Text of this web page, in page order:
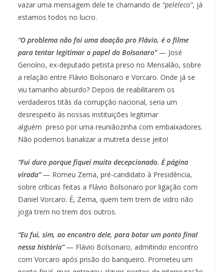
vazar uma mensagem dele te chamando de “peleleco”, já
estamos todos no lucro.
“O problema não foi uma doação pro Flávio, é o filme
para tentar legitimar o papel do Bolsonaro”— José
Genoíno, ex-deputado petista preso no Mensalão, sobre
a relação entre Flávio Bolsonaro e Vorcaro. Onde já se
viu tamanho absurdo? Depois de reabilitarem os
verdadeiros titãs da corrupção nacional, seria um
desrespeito às nossas instituições legitimar
alguém preso por uma reuniãozinha com embaixadores.
Não podemos banalizar a mutreta desse jeito!
“Fui duro porque fiquei muito decepcionado. É página
virada”— Romeu Zema, pré-candidato à Presidência,
sobre críticas feitas a Flávio Bolsonaro por ligação com
Daniel Vorcaro. É, Zema, quem tem trem de vidro não
joga trem no trem dos outros.
“Eu fui, sim, ao encontro dele, para botar um ponto final
nessa história”— Flávio Bolsonaro, admitindo encontro
com Vorcaro após prisão do banqueiro. Prometeu um